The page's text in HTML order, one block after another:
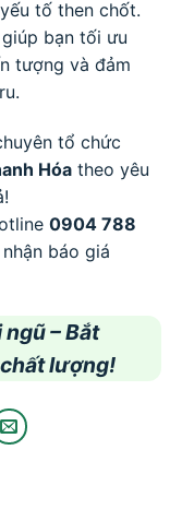
tố then chốt.
bạn tối ưu
tượng và đảm
tổ chức
Hóa theo yêu
0904 788
báo giá
– Bắt
lượng!